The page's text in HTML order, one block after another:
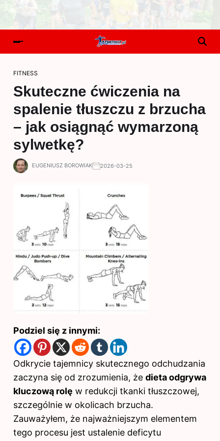
FITNESS
Skuteczne ćwiczenia na
spalenie tłuszczu z brzucha
– jak osiągnąć wymarzoną
sylwetkę?
EUGENIUSZ BOROWIAK 2026-03-25
Podziel się z innymi:
Odkrycie tajemnicy skutecznego odchudzania
zaczyna się od zrozumienia, że dieta odgrywa
kluczową rolę w redukcji tkanki tłuszczowej,
szczególnie w okolicach brzucha.
Zauważyłem, że najważniejszym elementem
tego procesu jest ustalenie deficytu